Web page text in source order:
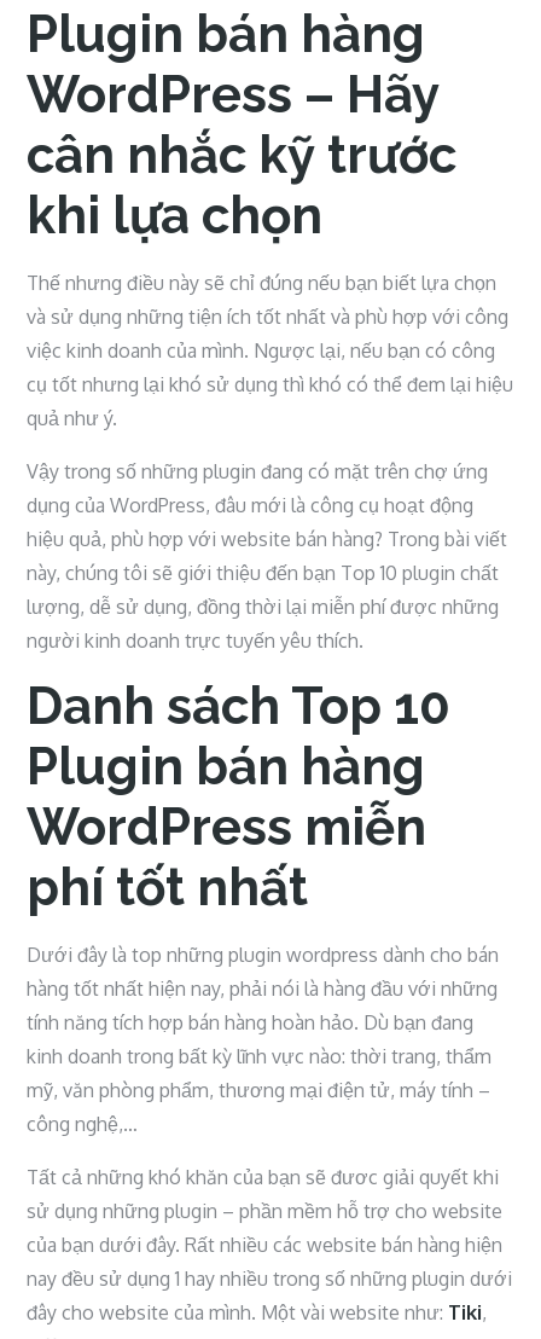
Plugin bán hàng
WordPress – Hãy
cân nhắc kỹ trước
khi lựa chọn
Thế nhưng điều này sẽ chỉ đúng nếu bạn biết lựa chọn
và sử dụng những tiện ích tốt nhất và phù hợp với công
việc kinh doanh của mình. Ngược lại, nếu bạn có công
cụ tốt nhưng lại khó sử dụng thì khó có thể đem lại hiệu
quả như ý.
Vậy trong số những plugin đang có mặt trên chợ ứng
dụng của WordPress, đâu mới là công cụ hoạt động
hiệu quả, phù hợp với website bán hàng? Trong bài viết
này, chúng tôi sẽ giới thiệu đến bạn Top 10 plugin chất
lượng, dễ sử dụng, đồng thời lại miễn phí được những
người kinh doanh trực tuyến yêu thích.
Danh sách Top 10
Plugin bán hàng
WordPress miễn
phí tốt nhất
Dưới đây là top những plugin wordpress dành cho bán
hàng tốt nhất hiện nay, phải nói là hàng đầu với những
tính năng tích hợp bán hàng hoàn hảo. Dù bạn đang
kinh doanh trong bất kỳ lĩnh vực nào: thời trang, thẩm
mỹ, văn phòng phẩm, thương mại điện tử, máy tính –
công nghệ,…
Tất cả những khó khăn của bạn sẽ đươc giải quyết khi
sử dụng những plugin – phần mềm hỗ trợ cho website
của bạn dưới đây. Rất nhiều các website bán hàng hiện
nay đều sử dụng 1 hay nhiều trong số những plugin dưới
đây cho website của mình. Một vài website như: Tiki,